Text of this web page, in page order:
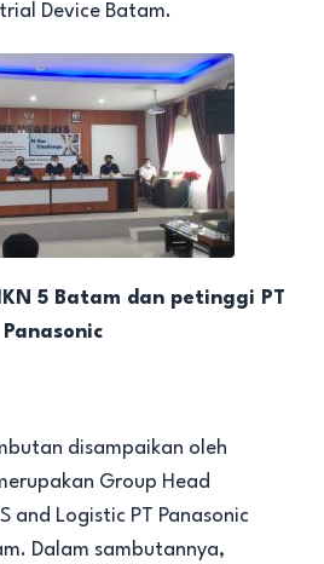
Device Batam.
5 Batam dan petinggi PT
Panasonic
disampaikan oleh
Group Head
and Logistic PT Panasonic
Dalam sambutannya,